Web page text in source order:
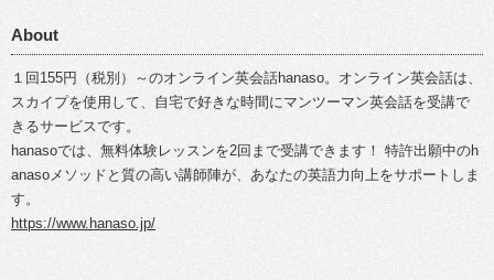
About
１回155円（税別）～のオンライン英会話hanaso。オンライン英会話は、
スカイプを使用して、自宅で好きな時間にマンツーマン英会話を受講で
きるサービスです。
hanasoでは、無料体験レッスンを2回まで受講できます！ 特許出願中のh
anasoメソッドと質の高い講師陣が、あなたの英語力向上をサポートしま
す。
https://www.hanaso.jp/